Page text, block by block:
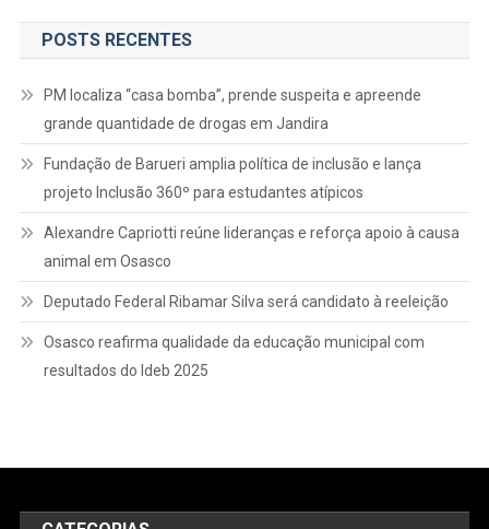
POSTS RECENTES
PM localiza “casa bomba”, prende suspeita e apreende
grande quantidade de drogas em Jandira
Fundação de Barueri amplia política de inclusão e lança
projeto Inclusão 360º para estudantes atípicos
Alexandre Capriotti reúne lideranças e reforça apoio à causa
animal em Osasco
Deputado Federal Ribamar Silva será candidato à reeleição
Osasco reafirma qualidade da educação municipal com
resultados do Ideb 2025